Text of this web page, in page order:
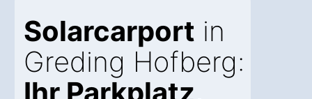
Solarcarport in
Greding Hofberg: